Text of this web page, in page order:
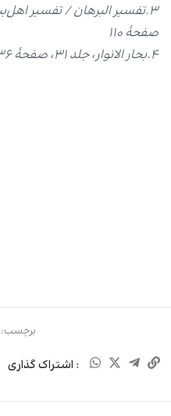
صفحۀ ۱۱۰
۴.بحار الانوار، جلد ۳۱، صفحۀ ۳۳۶ / الاحتجاج، جلد ۱، صفحۀ
برچسب:
: اشتراک گذاری